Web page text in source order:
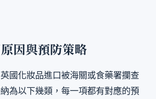
因與預防策略
國化妝品進口被海關或食藥署攔查
為以下幾類，每一項都有對應的預